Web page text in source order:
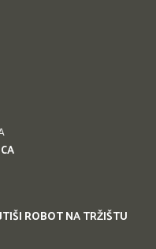
ROBOT NA TRŽIŠTU